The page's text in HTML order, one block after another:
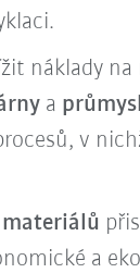
náklady
a
v
a